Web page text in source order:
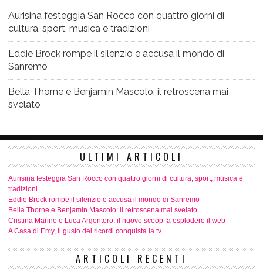
Aurisina festeggia San Rocco con quattro giorni di
cultura, sport, musica e tradizioni
Eddie Brock rompe il silenzio e accusa il mondo di
Sanremo
Bella Thorne e Benjamin Mascolo: il retroscena mai
svelato
ULTIMI ARTICOLI
Aurisina festeggia San Rocco con quattro giorni di cultura, sport, musica e
tradizioni
Eddie Brock rompe il silenzio e accusa il mondo di Sanremo
Bella Thorne e Benjamin Mascolo: il retroscena mai svelato
Cristina Marino e Luca Argentero: il nuovo scoop fa esplodere il web
A Casa di Emy, il gusto dei ricordi conquista la tv
ARTICOLI RECENTI